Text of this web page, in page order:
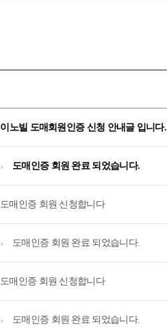
이노빌 도매회원인증 신청 안내글 입니다.
도매인증 회원 완료 되었습니다.
도매인증 회원 신청합니다
도매인증 회원 완료 되었습니다.
도매인증 회원 신청합니다
도매인증 회원 완료 되었습니다.